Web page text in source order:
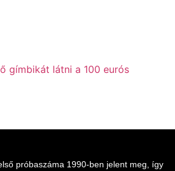
gímbikát látni a 100 eurós
próbaszáma 1990-ben jelent meg, így